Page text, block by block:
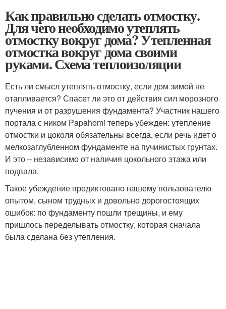
Как правильно сделать отмостку.
Для чего необходимо утеплять
отмостку вокруг дома? Утепленная
отмостка вокруг дома своими
руками. Схема теплоизоляции
Есть ли смысл утеплять отмостку, если дом зимой не
отапливается? Спасет ли это от действия сил морозного
пучения и от разрушения фундамента? Участник нашего
портала с ником Papahomi теперь убежден: утепление
отмостки и цоколя обязательны всегда, если речь идет о
мелкозаглубленном фундаменте на пучинистых грунтах.
И это – независимо от наличия цокольного этажа или
подвала.
Такое убеждение продиктовано нашему пользователю
опытом, сыном трудных и довольно дорогостоящих
ошибок: по фундаменту пошли трещины, и ему
пришлось переделывать отмостку, которая сначала
была сделана без утепления.